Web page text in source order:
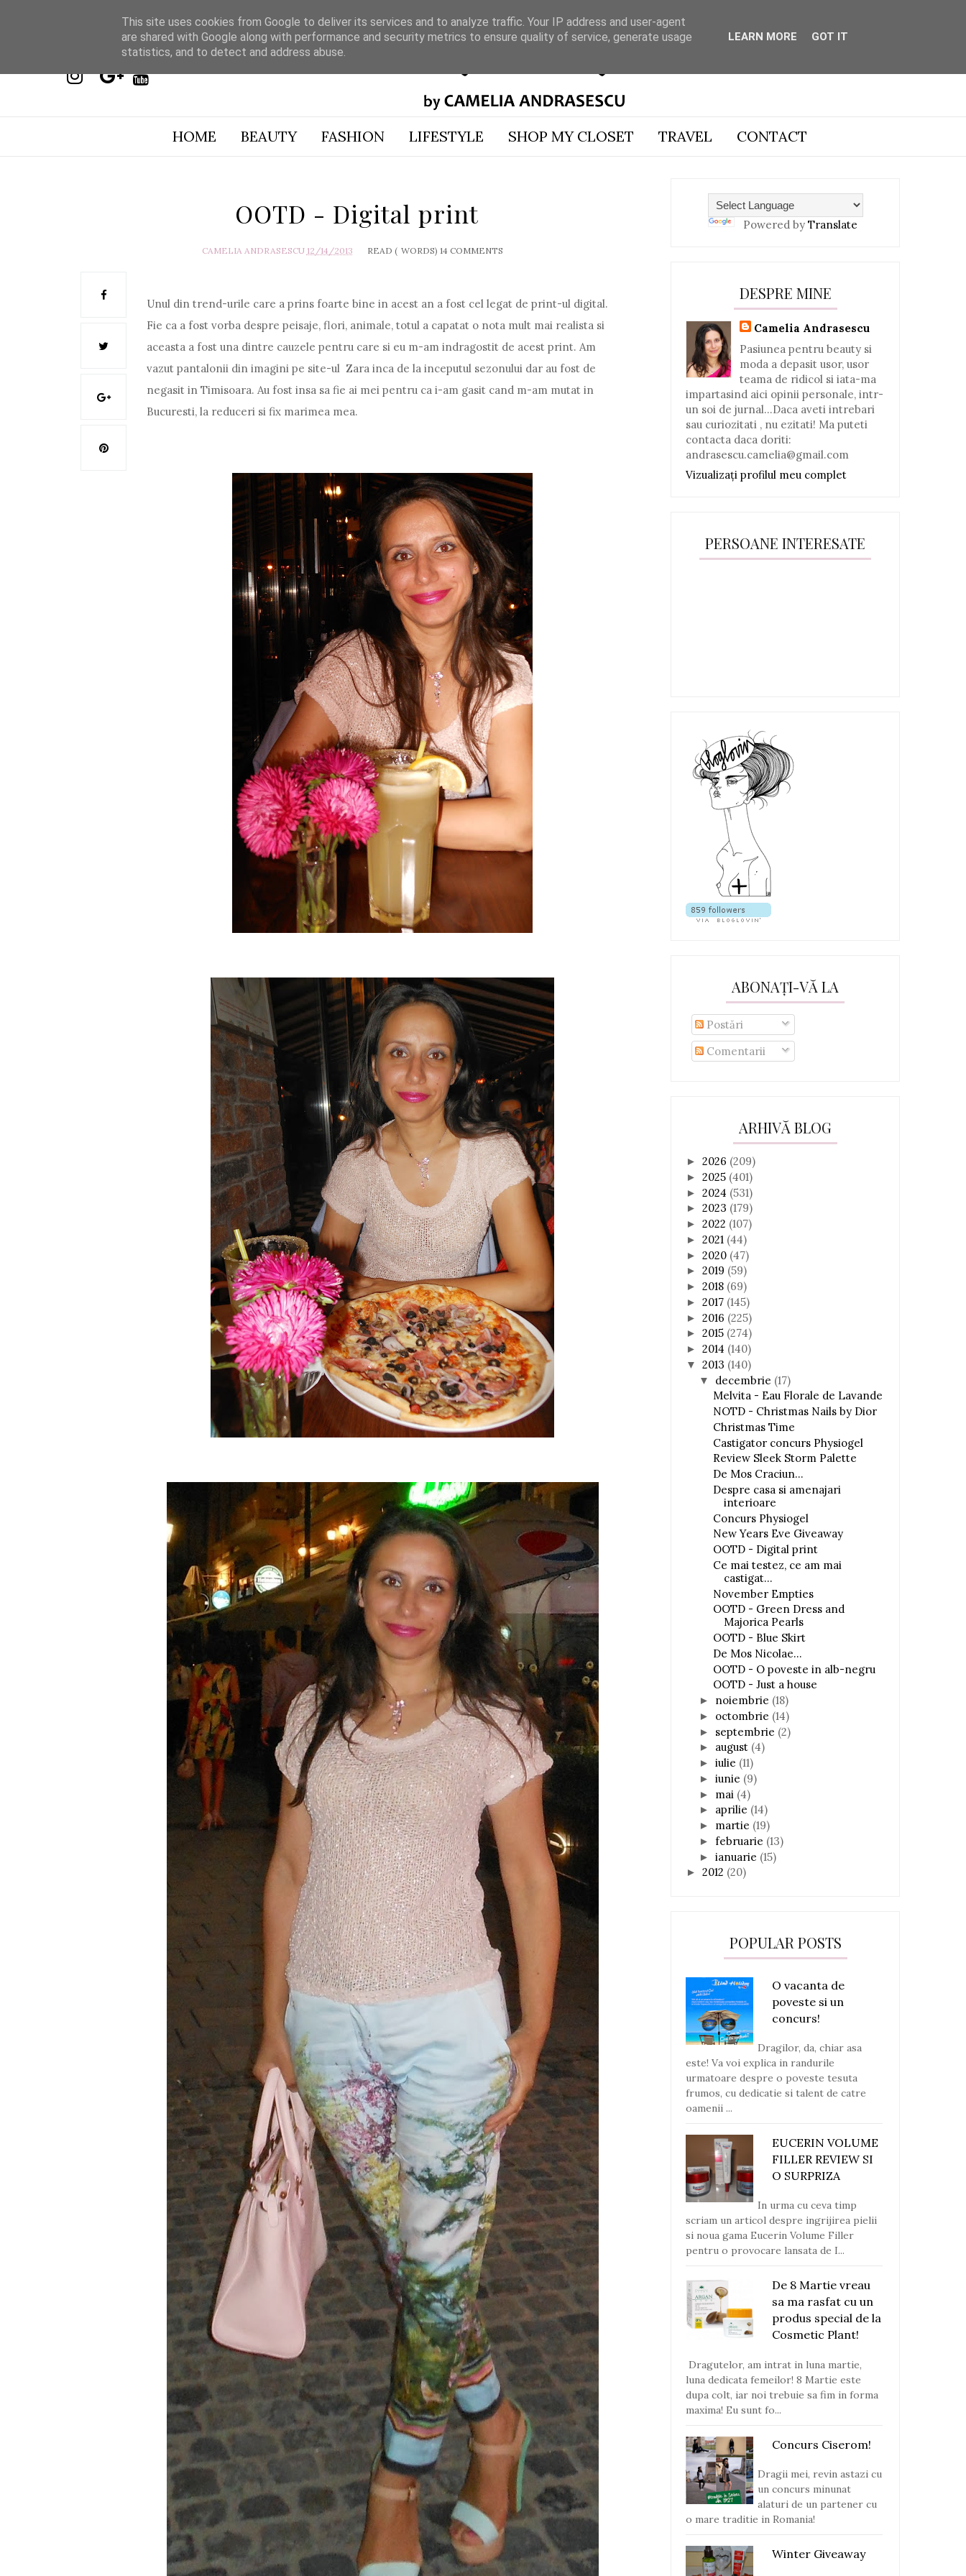
HOME BEAUTY FASHION LIFESTYLE SHOP MY CLOSET TRAVEL CONTACT
OOTD - Digital print
CAMELIA ANDRASESCU 12/14/2013 READ ( WORDS) 14 COMMENTS
Unul din trend-urile care a prins foarte bine in acest an a fost cel legat de print-ul digital.
Fie ca a fost vorba despre peisaje, flori, animale, totul a capatat o nota mult mai realista si
aceasta a fost una dintre cauzele pentru care si eu m-am indragostit de acest print. Am
vazut pantalonii din imagini pe site-ul Zara inca de la inceputul sezonului dar au fost de
negasit in Timisoara. Au fost insa sa fie ai mei pentru ca i-am gasit cand m-am mutat in
Bucuresti, la reduceri si fix marimea mea.
Powered by Translate
DESPRE MINE
Camelia Andrasescu
Pasiunea pentru beauty si
moda a depasit usor, usor
teama de ridicol si iata-ma
impartasind aici opinii personale, intr-
un soi de jurnal...Daca aveti intrebari
sau curiozitati , nu ezitati! Ma puteti
contacta daca doriti:
andrasescu.camelia@gmail.com
Vizualizați profilul meu complet
PERSOANE INTERESATE
ABONAȚI-VĂ LA
Postări
Comentarii
ARHIVĂ BLOG
► 2026 (209)
► 2025 (401)
► 2024 (531)
► 2023 (179)
► 2022 (107)
► 2021 (44)
► 2020 (47)
► 2019 (59)
► 2018 (69)
► 2017 (145)
► 2016 (225)
► 2015 (274)
► 2014 (140)
▼ 2013 (140)
▼ decembrie (17)
Melvita - Eau Florale de Lavande
NOTD - Christmas Nails by Dior
Christmas Time
Castigator concurs Physiogel
Review Sleek Storm Palette
De Mos Craciun...
Despre casa si amenajari
interioare
Concurs Physiogel
New Years Eve Giveaway
OOTD - Digital print
Ce mai testez, ce am mai
castigat...
November Empties
OOTD - Green Dress and
Majorica Pearls
OOTD - Blue Skirt
De Mos Nicolae...
OOTD - O poveste in alb-negru
OOTD - Just a house
► noiembrie (18)
► octombrie (14)
► septembrie (2)
► august (4)
► iulie (11)
► iunie (9)
► mai (4)
► aprilie (14)
► martie (19)
► februarie (13)
► ianuarie (15)
► 2012 (20)
POPULAR POSTS
O vacanta de
poveste si un
concurs!
Dragilor, da, chiar asa
este! Va voi explica in randurile
urmatoare despre o poveste tesuta
frumos, cu dedicatie si talent de catre
oamenii ...
EUCERIN VOLUME
FILLER REVIEW SI
O SURPRIZA
In urma cu ceva timp
scriam un articol despre ingrijirea pielii
si noua gama Eucerin Volume Filler
pentru o provocare lansata de I...
De 8 Martie vreau
sa ma rasfat cu un
produs special de la
Cosmetic Plant!
Dragutelor, am intrat in luna martie,
luna dedicata femeilor! 8 Martie este
dupa colt, iar noi trebuie sa fim in forma
maxima! Eu sunt fo...
Concurs Ciserom!
Dragii mei, revin astazi cu
un concurs minunat
alaturi de un partener cu
o mare traditie in Romania!
Winter Giveaway
This site uses cookies from Google to deliver its services and to analyze traffic. Your IP address and user-agent
are shared with Google along with performance and security metrics to ensure quality of service, generate usage
statistics, and to detect and address abuse.
LEARN MORE GOT IT